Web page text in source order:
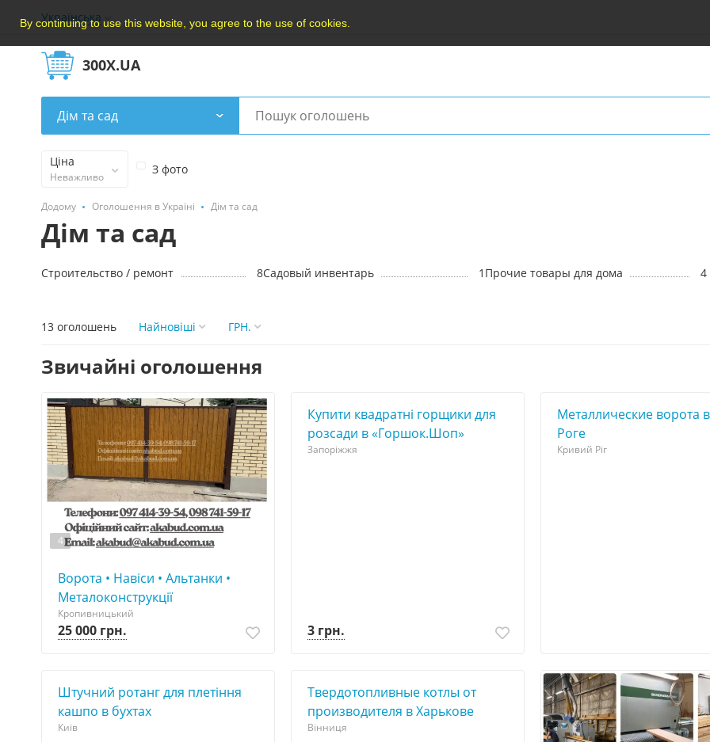
By continuing to use this website, you agree to the use of cookies.
Українська
300X.UA
Дім та сад
Ціна
Неважливо
З фото
Додому Оголошення в Україні Дім та сад
Дім та сад
Строительство / ремонт 8Садовый инвентарь 1 Прочие товары для дома 4
13 оголошень Найновішi ГРН.
Звичайні оголошення
4
Ворота • Навіси • Альтанки •
Металоконструкції
Кропивницький
25 000 грн.
Купити квадратні горщики для
розсади в «Горшок.Шоп»
Запоріжжя
3 грн.
Металлические ворота
Роге
Кривий Ріг
Штучний ротанг для плетіння
кашпо в бухтах
Київ
Твердотопливные котлы от
производителя в Харькове
Вінниця